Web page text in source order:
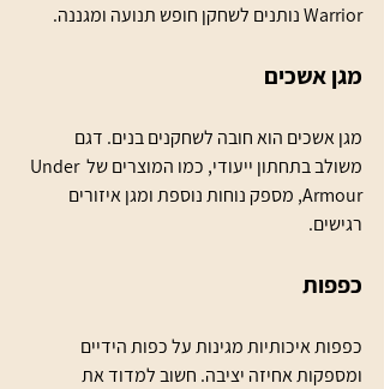
Warrior נותנים לשחקן חופש תנועה ומגננה.
מגן אשכים
מגן אשכים הוא חובה לשחקנים בנים. דגם
משולב בתחתון ייעודי, כמו המוצרים של Under
Armour, מספק נוחות נוספת ומגן איזורים
רגישים.
כפפות
כפפות איכותיות מגינות על כפות הידיים
ומספקות אחיזה יציבה. חשוב למדוד את